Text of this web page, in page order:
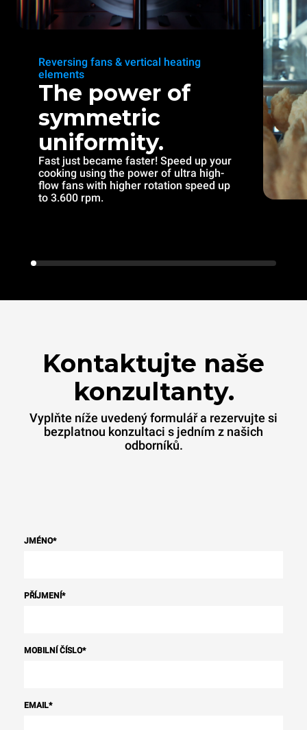
Reversing fans & vertical heating
elements
The power of
symmetric
uniformity.
Fast just became faster! Speed up your
cooking using the power of ultra high-
flow fans with higher rotation speed up
to 3.600 rpm.
Kontaktujte naše
konzultanty.
Vyplňte níže uvedený formulář a rezervujte si
bezplatnou konzultaci s jedním z našich
odborníků.
JMÉNO*
PŘÍJMENÍ *
MOBILNÍ ČÍSLO*
EMAIL*